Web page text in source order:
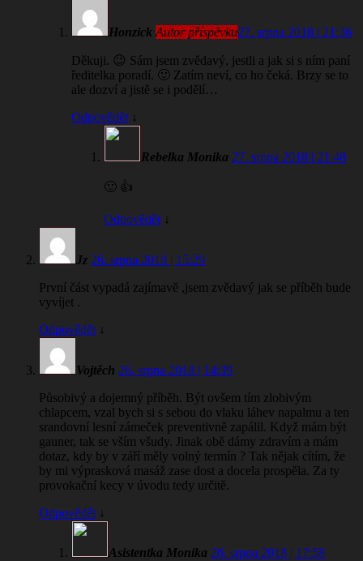
Honzick Autor příspěvku27. srpna 2018 | 21:36
Děkuji. 😉 Sám jsem zvědavý, jestli a jak si s ním paní
ředitelka poradí. 🙂 Zatím neví, co ho čeká. Brzy se to
ale dozví a jistě se i podělí…
Odpovědět ↓
Rebelka Monika 27. srpna 2018 | 21:48
🙂 👍
Odpovědět ↓
Jz 26. srpna 2018 | 15:29
První část vypadá zajímavě ,jsem zvědavý jak se příběh bude
vyvíjet .
Odpovědět ↓
Vojtěch 26. srpna 2018 | 14:39
Působivý a dojemný příběh. Být ovšem tím zlobivým
chlapcem, vzal bych si s sebou do vlaku láhev napalmu a ten
srandovní lesní zámeček preventivně zapálil. Když mám být
gauner, tak se vším všudy. Jinak obě dámy zdravím a mám
dotaz, kdy by v září měly volný termín ? Tak nějak cítím, že
by mi výprasková masáž zase dost a docela prospěla. Za ty
provokační kecy v úvodu tedy určitě.
Odpovědět ↓
Asistentka Monika 26. srpna 2018 | 17:58